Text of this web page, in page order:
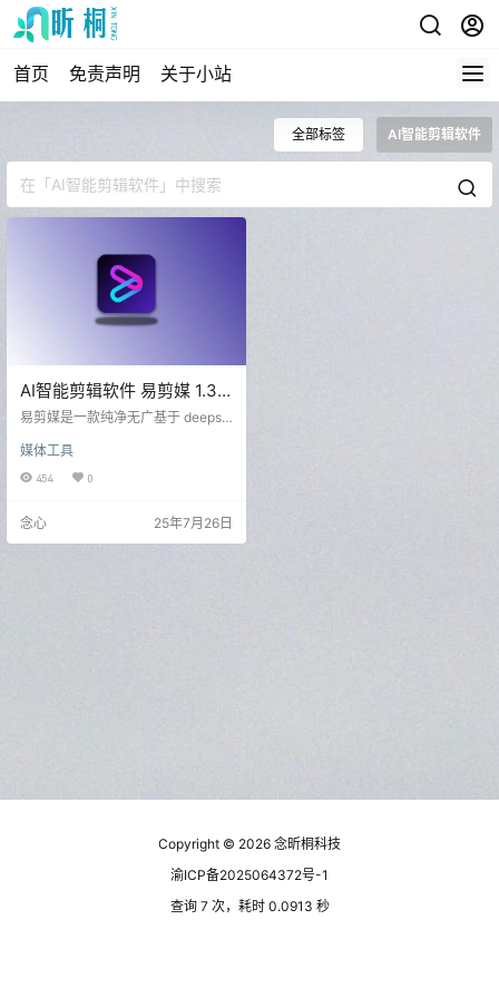
首页 免责声明 关于小站
全部标签 AI智能剪辑软件
AI智能剪辑软件 易剪媒 1.3.5
中文版
易剪媒是一款纯净无广基于 deepse
只需根据描述的要求以处理命令的
形式交给 AI 自动输出即可，基于 D
小白用户粗略剪辑等场景领域。虽
然市面上已有相相似功能的应用，
媒体工具
454 0
念心 25年7月26日
Copyright © 2026 念昕桐科技
渝ICP备2025064372号-1
查询 7 次，耗时 0.0913 秒